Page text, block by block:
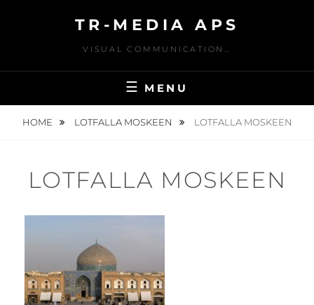
TR-MEDIA APS
VISUAL COMMUNICATION…
MENU
HOME LOTFALLA MOSKEEN LOTFALLA MOSKEEN
LOTFALLA MOSKEEN